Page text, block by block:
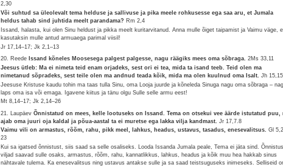
2,30
Või suhtud sa üleolevalt tema helduse ja sallivuse ja pika meele rohkusesse ega saa aru, et Jumala
heldus tahab sind juhtida meelt parandama? Rm 2,4
Issand, halasta, kui olen Sinu heldust ja pikka meelt kuritarvitanud. Anna mulle õiget taipamist ja Vaimu väge,
kasutaksin mulle antud armuaega parimal viisil!
Jr 17,14–17; Jk 2,1–13
20. Reede Issand kõneles Moosesega palgest palgesse, nagu räägiks mees oma sõbraga.2Ms 33,11
Jeesus ütleb: Ma ei nimeta teid enam orjadeks, sest ori ei tea, mida ta isand teeb. Teid olen ma
nimetanud sõpradeks, sest teile olen ma andnud teada kõik, mida ma olen kuulnud oma Isalt.Jh 15,15
Jeesuse Kristuse kaudu tohin ma taas tulla Sinu, oma Looja juurde ja kõneleda Sinuga nagu oma sõbraga –
laps oma isa või emaga. Igavene kiitus ja tänu olgu Sulle selle armu eest!
Mt 8,14–17; Jk 2,14–26
21. LaupäevÕnnistatud on mees, kelle lootuseks on Issand. Tema on otsekui vee äärde istutatud puu,
ajab oma juuri oja kaldal ja põua-aastal ta ei muretse ega lakka vilja kandmast.Jr 17,7.8
Vaimu vili on armastus, rõõm, rahu, pikk meel, lahkus, headus, ustavus, tasadus, enesevalitsus.Gl
23
Kui sa igatsed õnnistust, siis saad sa selle osaliseks. Looda Issanda Jumala peale, Tema ei jäta sind.
viljad saavad sulle osaks, armastus, rõõm, rahu, kannatlikkus, lahkus, headus ja kõik muu hea hakkab sinus
nähtavale tulema. Ka enesevalitsus ning ustavus antakse sulle ja sa saad teistsuguseks inimeseks. Selliseid